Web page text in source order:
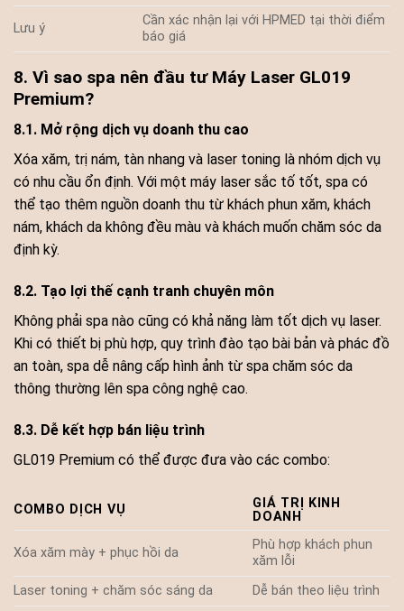
Lưu ý
Cần xác nhận lại với HPMED tại thời điểm
báo giá
8. Vì sao spa nên đầu tư Máy Laser GL019
Premium?
8.1. Mở rộng dịch vụ doanh thu cao
Xóa xăm, trị nám, tàn nhang và laser toning là nhóm dịch vụ
có nhu cầu ổn định. Với một máy laser sắc tố tốt, spa có
thể tạo thêm nguồn doanh thu từ khách phun xăm, khách
nám, khách da không đều màu và khách muốn chăm sóc da
định kỳ.
8.2. Tạo lợi thế cạnh tranh chuyên môn
Không phải spa nào cũng có khả năng làm tốt dịch vụ laser.
Khi có thiết bị phù hợp, quy trình đào tạo bài bản và phác đồ
an toàn, spa dễ nâng cấp hình ảnh từ spa chăm sóc da
thông thường lên spa công nghệ cao.
8.3. Dễ kết hợp bán liệu trình
GL019 Premium có thể được đưa vào các combo:
COMBO DỊCH VỤ
GIÁ TRỊ KINH
DOANH
Xóa xăm mày + phục hồi da
Phù hợp khách phun
xăm lỗi
Laser toning + chăm sóc sáng da
Dễ bán theo liệu trình